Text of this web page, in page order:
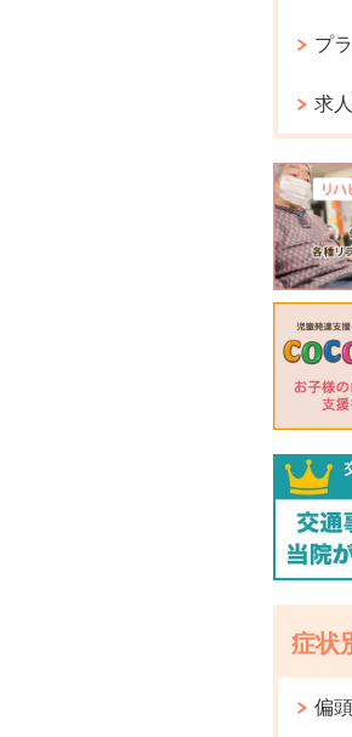
プ
求
症状
偏